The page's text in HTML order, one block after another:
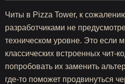
Читы в Pizza Tower, к
разработчиками не
техническом уровне. Это если
классических встроенных чит-
попробовать их заменить
где-то поможет продвинуться